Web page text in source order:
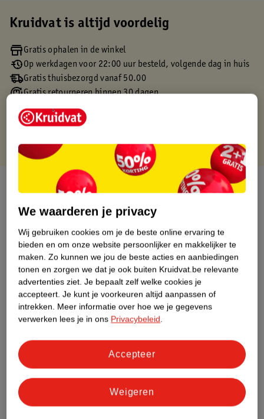
Kruidvat is altijd voordelig
Gratis ophalen in de winkel
Op werkdagen voor 22:00 uur besteld, volgende dag in huis
Gratis thuisbezorgd vanaf 50.00
Gratis retourneren binnen 30 dagen
Gratis punten met je Kruidvat kaart
Over dit product
Productinformatie
Etiketinformatie
Nature Impact Score
Dit product heeft (nog) geen Nature
Impact Score.
Meer informatie
Bestel & Bezorginformatie
We waarderen je privacy
Wij gebruiken cookies om je de beste online ervaring te
bieden en om onze website persoonlijker en makkelijker te
maken. Zo kunnen we jou de beste acties en aanbiedingen
tonen en zorgen we dat je ook buiten Kruidvat.be relevante
advertenties ziet. Je bepaalt zelf welke cookies je
accepteert. Je kunt je voorkeuren altijd aanpassen of
intrekken. Meer informatie over hoe we je gegevens
verwerken lees je in ons Privacybeleid.
Weigeren
Accepteer